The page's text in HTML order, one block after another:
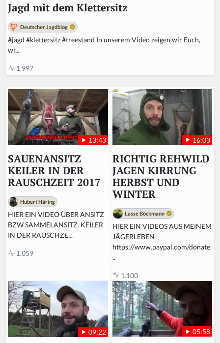
Jagd mit dem Klettersitz
Deutscher Jagdblog
#jagd #klettersitz #treestand In unserem Video zeigen wir Euch,
wi...
1.997
13:43
SAUENANSITZ
KEILER IN DER
RAUSCHZEIT 2017
Hubert Häring
HIER EIN VIDEO ÜBER ANSITZ
BZW SAMMELANSITZ. KEILER
IN DER RAUSCHZE...
1.059
16:03
RICHTIG REHWILD
JAGEN KIRRUNG
HERBST UND
WINTER
Lasse Böckmann
HIER EIN VIDEOS AUS MEINEM
JÄGERLEBEN
https://www.paypal.com/donate.
..
1.100
09:22 05:58